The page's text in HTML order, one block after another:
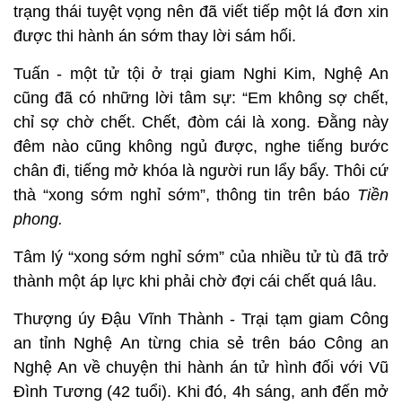
trạng thái tuyệt vọng nên đã viết tiếp một lá đơn xin
được thi hành án sớm thay lời sám hối.
Tuấn - một tử tội ở trại giam Nghi Kim, Nghệ An
cũng đã có những lời tâm sự: “Em không sợ chết,
chỉ sợ chờ chết. Chết, đòm cái là xong. Đằng này
đêm nào cũng không ngủ được, nghe tiếng bước
chân đi, tiếng mở khóa là người run lẩy bẩy. Thôi cứ
thà “xong sớm nghỉ sớm”, thông tin trên báo Tiền
phong.
Tâm lý “xong sớm nghỉ sớm” của nhiều tử tù đã trở
thành một áp lực khi phải chờ đợi cái chết quá lâu.
Thượng úy Đậu Vĩnh Thành - Trại tạm giam Công
an tỉnh Nghệ An từng chia sẻ trên báo Công an
Nghệ An về chuyện thi hành án tử hình đối với Vũ
Đình Tương (42 tuổi). Khi đó, 4h sáng, anh đến mở